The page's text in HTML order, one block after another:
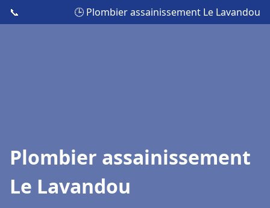
📞 🕒 Plombier assainissement Le Lavandou
Plombier assainissement
Le Lavandou